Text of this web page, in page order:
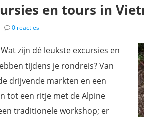
en tours in
0 reacties
zijn dé leukste excursies en
tijdens je rondreis? Van
drijvende markten en een
tot een ritje met de Alpine
traditionele workshop; er